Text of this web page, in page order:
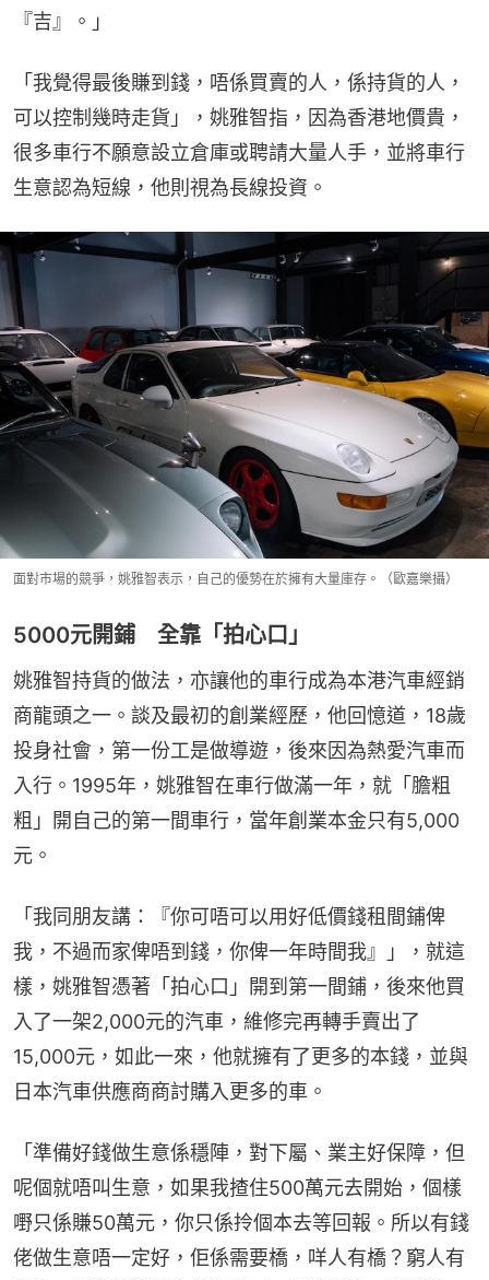
『吉』。」
「我覺得最後賺到錢，唔係買賣的人，係持貨的人，
可以控制幾時走貨」，姚雅智指，因為香港地價貴，
很多車行不願意設立倉庫或聘請大量人手，並將車行
生意認為短線，他則視為長線投資。
面對市場的競爭，姚雅智表示，自己的優勢在於擁有大量庫存。（歐嘉樂攝）
5000元開鋪 全靠「拍心口」
姚雅智持貨的做法，亦讓他的車行成為本港汽車經銷
商龍頭之一。談及最初的創業經歷，他回憶道，18歲
投身社會，第一份工是做導遊，後來因為熱愛汽車而
入行。1995年，姚雅智在車行做滿一年，就「膽粗
粗」開自己的第一間車行，當年創業本金只有5,000
元。
「我同朋友講：『你可唔可以用好低價錢租間鋪俾
我，不過而家俾唔到錢，你俾一年時間我』」，就這
樣，姚雅智憑著「拍心口」開到第一間鋪，後來他買
入了一架2,000元的汽車，維修完再轉手賣出了
15,000元，如此一來，他就擁有了更多的本錢，並與
日本汽車供應商商討購入更多的車。
「準備好錢做生意係穩陣，對下屬、業主好保障，但
呢個就唔叫生意，如果我揸住500萬元去開始，個樣
嘢只係賺50萬元，你只係拎個本去等回報。所以有錢
佬做生意唔一定好，佢係需要橋，咩人有橋？窮人有